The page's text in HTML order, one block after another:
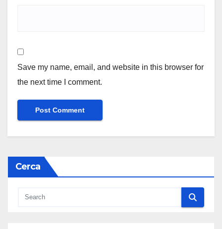
Save my name, email, and website in this browser for
the next time I comment.
Cerca